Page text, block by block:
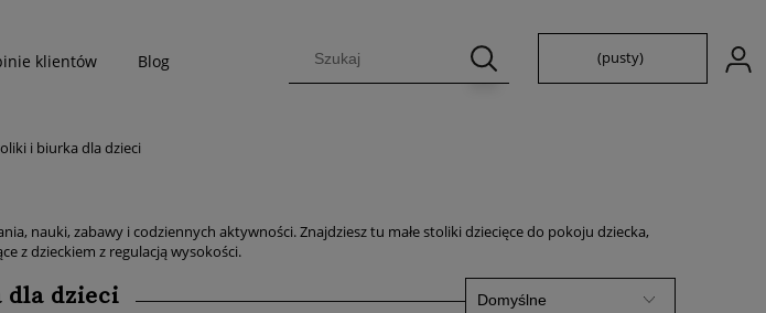
klientów Blog (pusty)
i biurka dla dzieci
nauki, zabawy i codziennych aktywności. Znajdziesz tu małe stoliki dziecięce do pokoju dziecka,
z dzieckiem z regulacją wysokości.
dla dzieci